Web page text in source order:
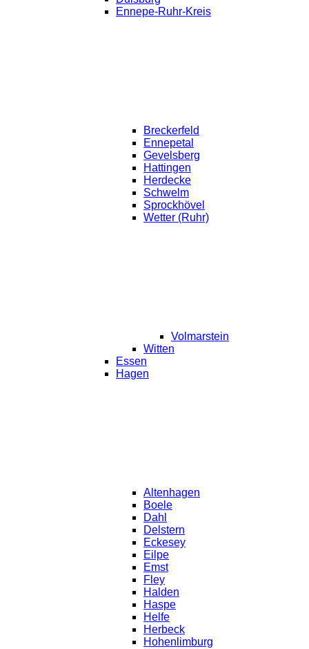
Ennepe-Ruhr-Kreis
Breckerfeld
Ennepetal
Gevelsberg
Hattingen
Herdecke
Schwelm
Sprockhövel
Wetter (Ruhr)
Volmarstein
Witten
Essen
Hagen
Altenhagen
Boele
Dahl
Delstern
Eckesey
Eilpe
Emst
Fley
Halden
Haspe
Helfe
Herbeck
Hohenlimburg